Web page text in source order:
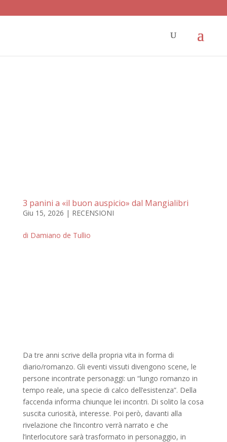
3 panini a «il buon auspicio» dal Mangialibri
Giu 15, 2026 | RECENSIONI
di Damiano de Tullio
Da tre anni scrive della propria vita in forma di
diario/romanzo. Gli eventi vissuti divengono scene, le
persone incontrate personaggi: un “lungo romanzo in
tempo reale, una specie di calco dell’esistenza”. Della
faccenda informa chiunque lei incontri. Di solito la cosa
suscita curiosità, interesse. Poi però, davanti alla
rivelazione che l’incontro verrà narrato e che
l’interlocutore sarà trasformato in personaggio, in